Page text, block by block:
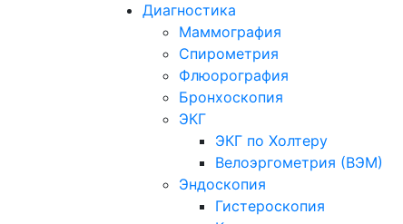
Диагностика
Маммография
Спирометрия
Флюорография
Бронхоскопия
ЭКГ
ЭКГ по Холтеру
Велоэргометрия (ВЭМ)
Эндоскопия
Гистероскопия